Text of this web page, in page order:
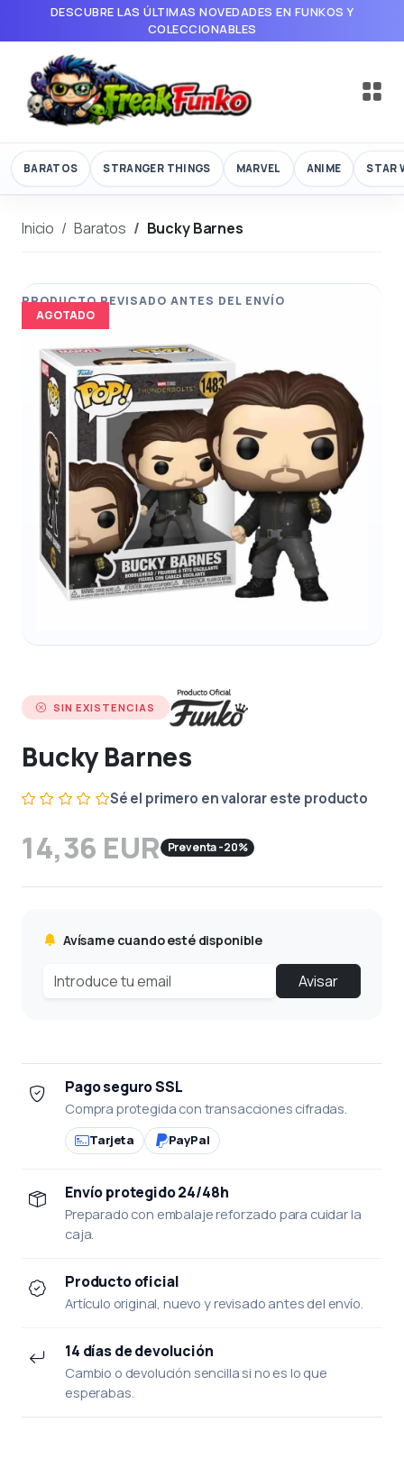
DESCUBRE LAS ÚLTIMAS NOVEDADES EN FUNKOS Y
COLECCIONABLES
BARATOS STRANGER THINGS MARVEL ANIME STAR
Inicio Baratos Bucky Barnes
AGOTADO
SIN EXISTENCIAS
Bucky Barnes
Sé el primero en valorar este producto
14,36 EUR Preventa -20%
Avísame cuando esté disponible
Avisar
Pago seguro SSL
Compra protegida con transacciones cifradas.
Tarjeta PayPal
Envío protegido 24/48h
Preparado con embalaje reforzado para cuidar la
caja.
Producto oficial
Artículo original, nuevo y revisado antes del envío.
14 días de devolución
Cambio o devolución sencilla si no es lo que
esperabas.